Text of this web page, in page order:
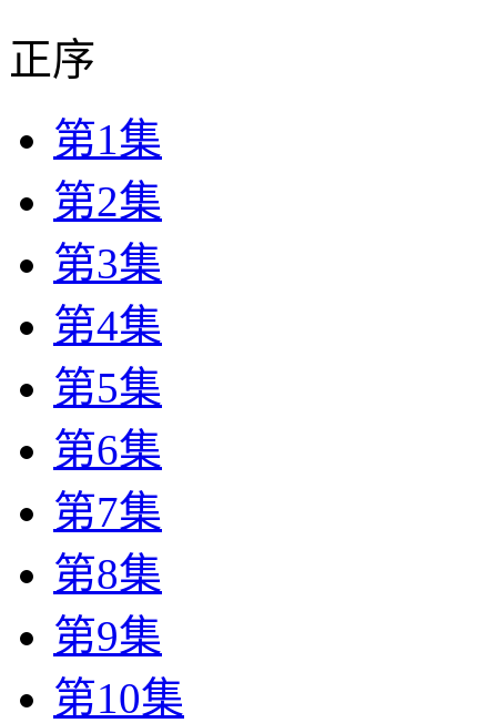
正序
第1集
第2集
第3集
第4集
第5集
第6集
第7集
第8集
第9集
第10集